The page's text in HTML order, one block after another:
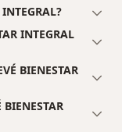
INTEGRAL
BIENESTAR